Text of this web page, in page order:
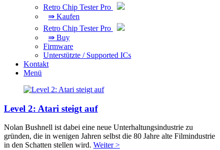
Retro Chip Tester Pro
⇛ Kaufen
Retro Chip Tester Pro
⇛ Buy
Firmware
Unterstützte / Supported ICs
Kontakt
Menü
Level 2: Atari steigt auf
Nolan Bushnell ist dabei eine neue Unterhaltungsindustrie zu
gründen, die in wenigen Jahren selbst die 80 Jahre alte Filmindustrie
in den Schatten stellen wird. Weiter >